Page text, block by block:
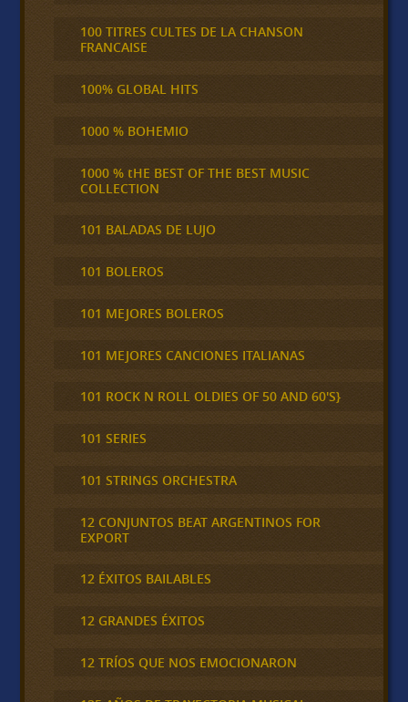
100 TITRES CULTES DE LA CHANSON
FRANCAISE
100% GLOBAL HITS
1000 % BOHEMIO
1000 % tHE BEST OF THE BEST MUSIC
COLLECTION
101 BALADAS DE LUJO
101 BOLEROS
101 MEJORES BOLEROS
101 MEJORES CANCIONES ITALIANAS
101 ROCK N ROLL OLDIES OF 50 AND 60'S}
101 SERIES
101 STRINGS ORCHESTRA
12 CONJUNTOS BEAT ARGENTINOS FOR
EXPORT
12 ÉXITOS BAILABLES
12 GRANDES ÉXITOS
12 TRÍOS QUE NOS EMOCIONARON